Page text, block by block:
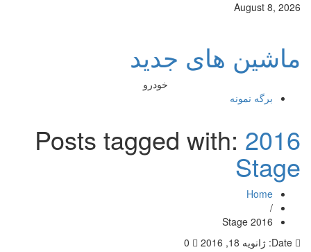
August 8, 2026
ماشین های جدید
خودرو
برگه نمونه
Posts tagged with:2016
Stage
Home
/
2016 Stage
Date: ژانویه 18, 2016 0